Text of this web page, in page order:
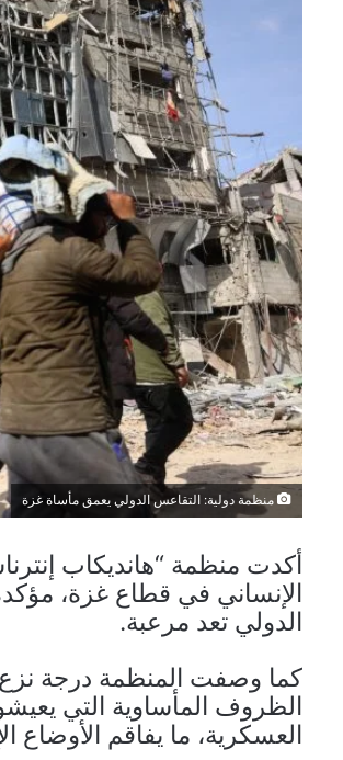
منظمة دولية: التقاعس الدولي يعمق مأساة غزة
أكدت منظمة “هانديكاب
الإنساني في قطاع غزة،
الدولي تعد مرعبة.
كما وصفت المنظمة درجة
الظروف المأساوية التي
العسكرية، ما يفاقم